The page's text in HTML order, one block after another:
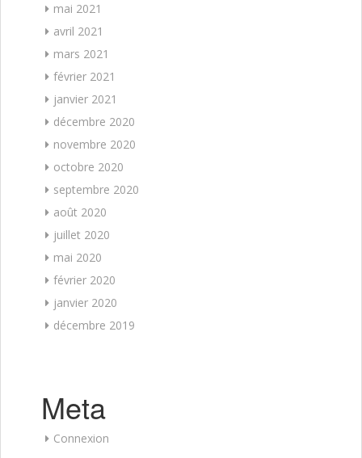
mai 2021
avril 2021
mars 2021
février 2021
janvier 2021
décembre 2020
novembre 2020
octobre 2020
septembre 2020
août 2020
juillet 2020
mai 2020
février 2020
janvier 2020
décembre 2019
Meta
Connexion